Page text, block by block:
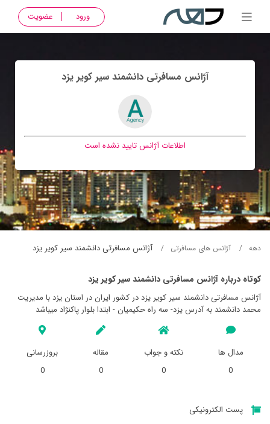
ورود عضویت
آژانس مسافرتی دانشمند سير کوير يزد
اطلاعات آژانس تایید نشده است
دهه آژانس های مسافرتی آژانس مسافرتی دانشمند سير کوير يزد
کوتاه درباره آژانس مسافرتی دانشمند سير کوير يزد
آژانس مسافرتی دانشمند سير کوير يزد در کشور ایران در استان يزد با مدیریت
محمد دانشمند به آدرس یزد- سه راه حکیمیان - ابتدا بلوار پاکنژاد میباشد
مدال ها
0
نکته و جواب
0
مقاله
0
بروزرسانی
0
پست الکترونیکی